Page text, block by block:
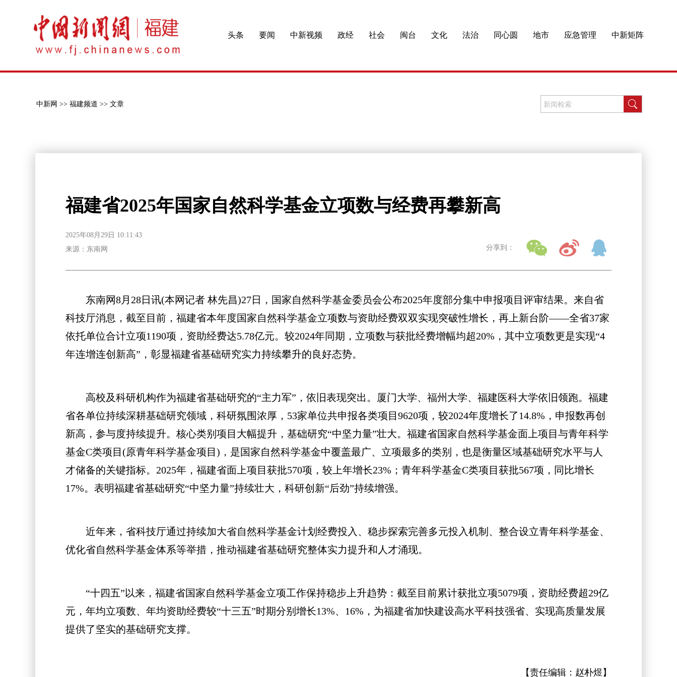
头条 要闻 中新视频 政经 社会 闽台 文化 法治 同心圆 地市 应急管理 中新矩阵
中新网 >> 福建频道 >> 文章
福建省2025年国家自然科学基金立项数与经费再攀新高
2025年08月29日 10:11:43
来源：东南网
分享到：
东南网8月28日讯(本网记者 林先昌)27日，国家自然科学基金委员会公布2025年度部分集中申报项目评审结果。来自省
科技厅消息，截至目前，福建省本年度国家自然科学基金立项数与资助经费双双实现突破性增长，再上新台阶——全省37家
依托单位合计立项1190项，资助经费达5.78亿元。较2024年同期，立项数与获批经费增幅均超20%，其中立项数更是实现“4
年连增连创新高”，彰显福建省基础研究实力持续攀升的良好态势。
高校及科研机构作为福建省基础研究的“主力军”，依旧表现突出。厦门大学、福州大学、福建医科大学依旧领跑。福建
省各单位持续深耕基础研究领域，科研氛围浓厚，53家单位共申报各类项目9620项，较2024年度增长了14.8%，申报数再创
新高，参与度持续提升。核心类别项目大幅提升，基础研究“中坚力量”壮大。福建省国家自然科学基金面上项目与青年科学
基金C类项目(原青年科学基金项目)，是国家自然科学基金中覆盖最广、立项最多的类别，也是衡量区域基础研究水平与人
才储备的关键指标。2025年，福建省面上项目获批570项，较上年增长23%；青年科学基金C类项目获批567项，同比增长
17%。表明福建省基础研究“中坚力量”持续壮大，科研创新“后劲”持续增强。
近年来，省科技厅通过持续加大省自然科学基金计划经费投入、稳步探索完善多元投入机制、整合设立青年科学基金、
优化省自然科学基金体系等举措，推动福建省基础研究整体实力提升和人才涌现。
“十四五”以来，福建省国家自然科学基金立项工作保持稳步上升趋势：截至目前累计获批立项5079项，资助经费超29亿
元，年均立项数、年均资助经费较“十三五”时期分别增长13%、16%，为福建省加快建设高水平科技强省、实现高质量发展
提供了坚实的基础研究支撑。
【责任编辑： 赵朴煜 】